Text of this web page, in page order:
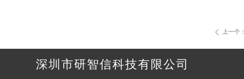
ꄴ 上一个：
深圳市研智信科技有限公司